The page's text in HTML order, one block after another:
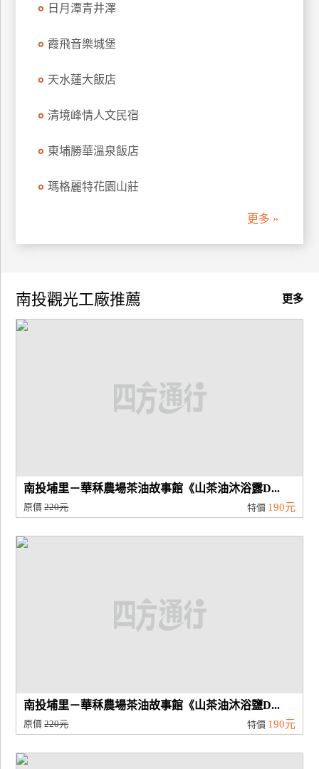
飯
作
計
商
日月潭青井澤
霞飛音樂城堡
天水蓮大飯店
清境峰情人文民宿
東埔勝華溫泉飯店
瑪格麗特花園山莊
更多 »
更多
南投觀光工廠推薦
南投埔里－華秝農場茶油故事館《山茶油沐浴露D...
原價220元 特價 190元
南投埔里－華秝農場茶油故事館《山茶油沐浴鹽D...
原價220元 特價 190元